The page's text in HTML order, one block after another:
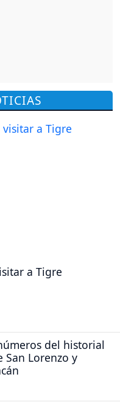
a Tigre
del historial
San Lorenzo y